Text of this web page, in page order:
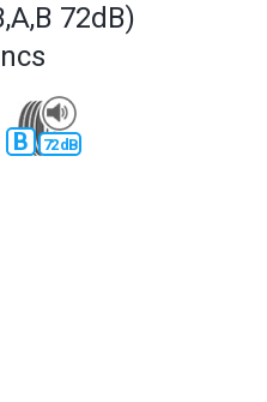
72dB)
B 72 dB